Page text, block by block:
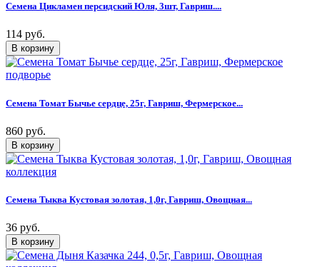
Семена Цикламен персидский Юля, 3шт, Гавриш....
114 руб.
Семена Томат Бычье сердце, 25г, Гавриш, Фермерское...
860 руб.
Семена Тыква Кустовая золотая, 1,0г, Гавриш, Овощная...
36 руб.